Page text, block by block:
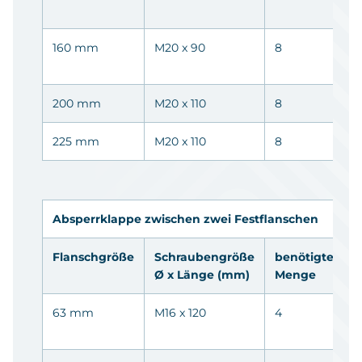
160 mm M20 x 90 8
200 mm M20 x 110 8
225 mm M20 x 110 8
Absperrklappe zwischen zwei Festflanschen
Flanschgröße
Schraubengröße
Ø x Länge (mm)
benötigte
Menge
63 mm M16 x 120 4